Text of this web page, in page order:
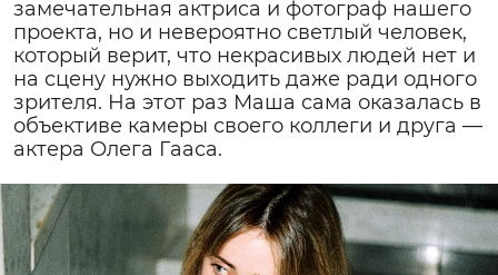
замечательная актриса и фотограф нашего
проекта, но и невероятно светлый человек,
который верит, что некрасивых людей нет и
на сцену нужно выходить даже ради одного
зрителя. На этот раз Маша сама оказалась в
объективе камеры своего коллеги и друга —
актера Олега Гааса.